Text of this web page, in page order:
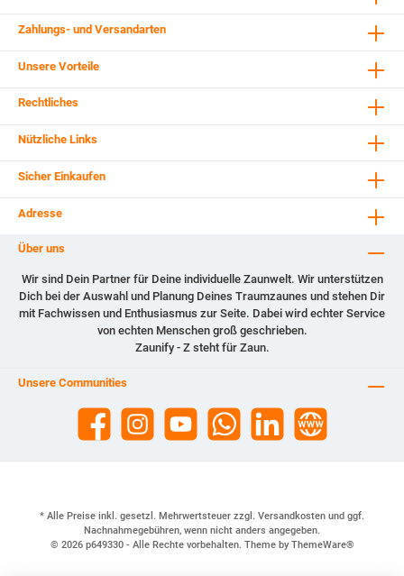
Zahlungs- und Versandarten
Unsere Vorteile
Rechtliches
Nützliche Links
Sicher Einkaufen
Adresse
Über uns
Wir sind Dein Partner für Deine individuelle Zaunwelt. Wir unterstützen
Dich bei der Auswahl und Planung Deines Traumzaunes und stehen Dir
mit Fachwissen und Enthusiasmus zur Seite. Dabei wird echter Service
von echten Menschen groß geschrieben.
Zaunify - Z steht für Zaun.
Unsere Communities
* Alle Preise inkl. gesetzl. Mehrwertsteuer zzgl. Versandkosten und ggf.
Nachnahmegebühren, wenn nicht anders angegeben.
© 2026 p649330 - Alle Rechte vorbehalten. Theme by ThemeWare®